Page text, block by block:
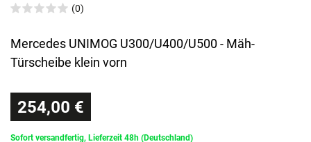
(0)
Mercedes UNIMOG U300/U400/U500 - Mäh-
Türscheibe klein vorn
254,00 €
Sofort versandfertig, Lieferzeit 48h (Deutschland)